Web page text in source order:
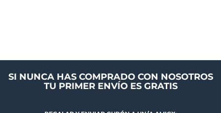
SI NUNCA HAS COMPRADO CON NOSOTROS
TU PRIMER ENVÍO ES GRATIS